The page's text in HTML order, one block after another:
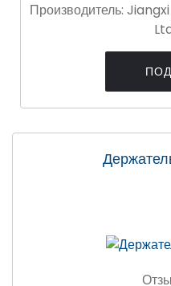
Производитель: